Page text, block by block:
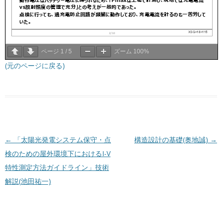
ページ 1 / 5 ズーム 100%
(元のページに戻る)
投稿ナビゲーション
←
「太陽光発電システム保守・点
検のための屋外環境下におけるI-V
特性測定方法ガイドライン」技術
解説(池田祐一)
構造設計の基礎(奥地誠) →